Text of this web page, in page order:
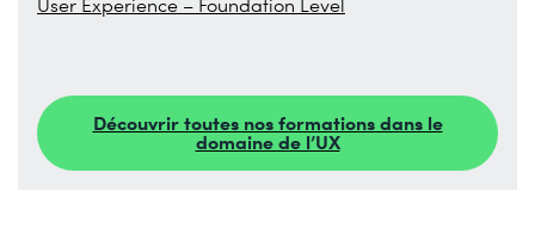
Découvrir toutes nos formations dans le
domaine de l’UX